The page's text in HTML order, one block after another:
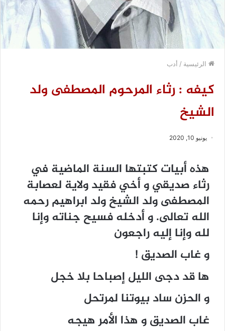
الرئيسية / أدب
كيفه : رثاء المرحوم المصطفى ولد
الشيخ
يونيو 10, 2020
هذه أبيات كتبتها السنة الماضية في
رثاء صديقي و أخي فقيد ولاية لعصابة
المصطفى ولد الشيخ ولد ابراهيم رحمه
الله تعالى. و أدخله فسيح جناته وإنا
لله وإنا إليه راجعون
و غاب الصديق !
ها قد دجى الليل إصباحا بلا خجل
و الحزن ساد بيوتنا لمرتحل
غاب الصديق و هذا الأمر هيجه